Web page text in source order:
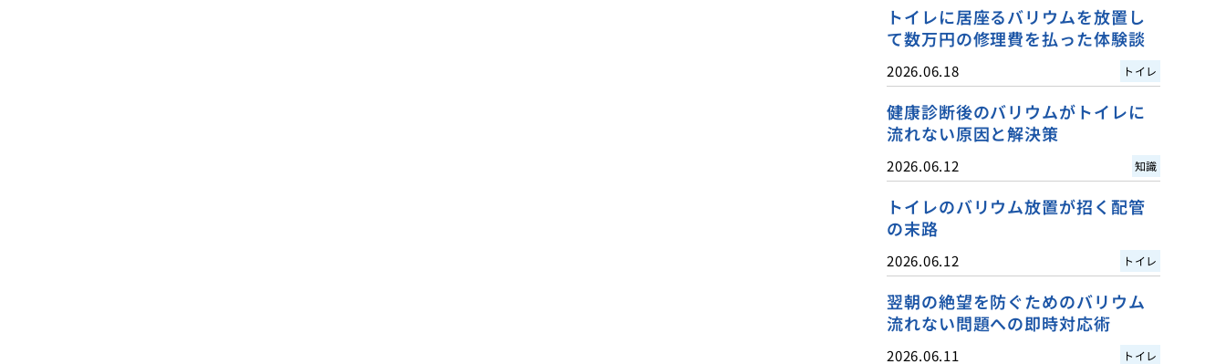
トイレに居座るバリウムを放置し
て数万円の修理費を払った体験談
2026.06.18 トイレ
健康診断後のバリウムがトイレに
流れない原因と解決策
2026.06.12 知識
トイレのバリウム放置が招く配管
の末路
2026.06.12 トイレ
翌朝の絶望を防ぐためのバリウム
流れない問題への即時対応術
2026.06.11 トイレ